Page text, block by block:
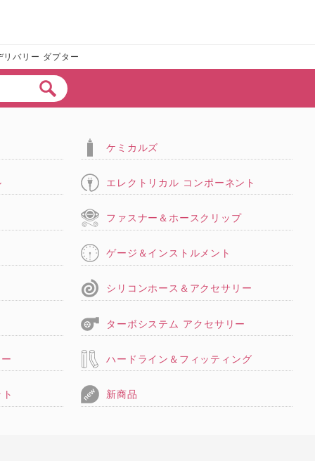
リバリー ダプター
ケミカルズ
エレクトリカル コンポーネント
ファスナー＆ホースクリップ
ゲージ＆インストルメント
シリコンホース＆アクセサリー
ターボシステム アクセサリー
ハードライン＆フィッティング
新商品